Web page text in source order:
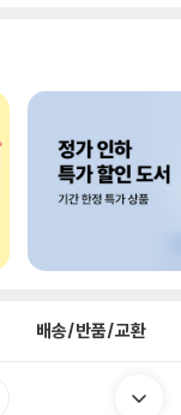
배송/반품/교환